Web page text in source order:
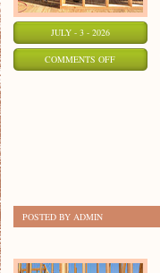
JULY - 3 - 2026
COMMENTS OFFON
POSTED BY ADMIN